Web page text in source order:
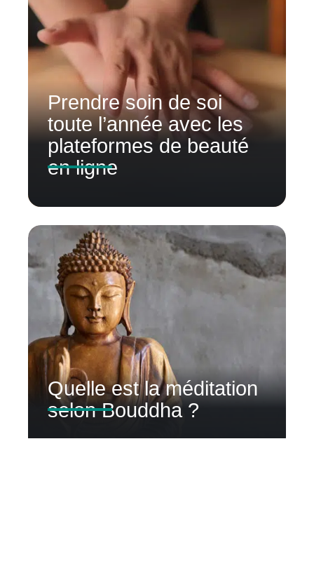
Prendre soin de soi
toute l’année avec les
plateformes de beauté
en ligne
Quelle est la méditation
selon Bouddha ?